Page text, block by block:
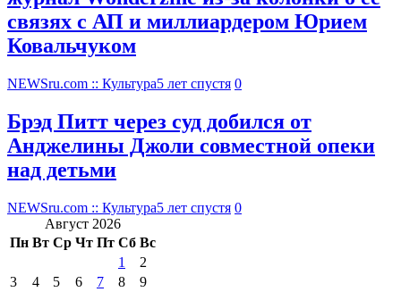
связях с АП и миллиардером Юрием
Ковальчуком
NEWSru.com :: Культура5 лет спустя 0
Брэд Питт через суд добился от
Анджелины Джоли совместной опеки
над детьми
NEWSru.com :: Культура5 лет спустя 0
Август 2026
Пн Вт Ср Чт Пт Сб Вс
1
2
3
4 5 6 7 8
9